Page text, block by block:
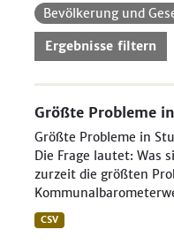
Bevölkerung und
Ergebnisse filtern
Größte Probleme
Größte Probleme in
Die Frage lautet: Was
zurzeit die größten
CSV